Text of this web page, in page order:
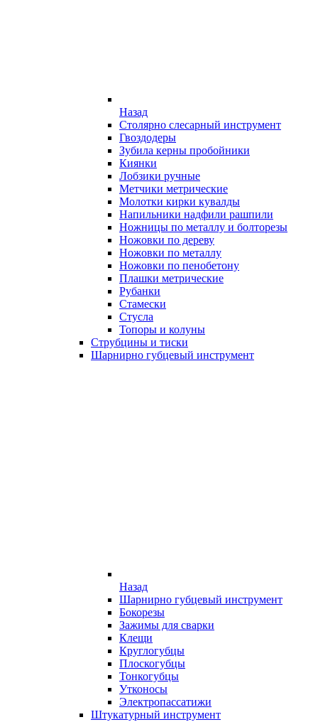
Назад
Столярно слесарный инструмент
Гвоздодеры
Зубила керны пробойники
Киянки
Лобзики ручные
Метчики метрические
Молотки кирки кувалды
Напильники надфили рашпили
Ножницы по металлу и болторезы
Ножовки по дереву
Ножовки по металлу
Ножовки по пенобетону
Плашки метрические
Рубанки
Стамески
Стусла
Топоры и колуны
Струбцины и тиски
Шарнирно губцевый инструмент
Назад
Шарнирно губцевый инструмент
Бокорезы
Зажимы для сварки
Клещи
Круглогубцы
Плоскогубцы
Тонкогубцы
Утконосы
Электропассатижи
Штукатурный инструмент